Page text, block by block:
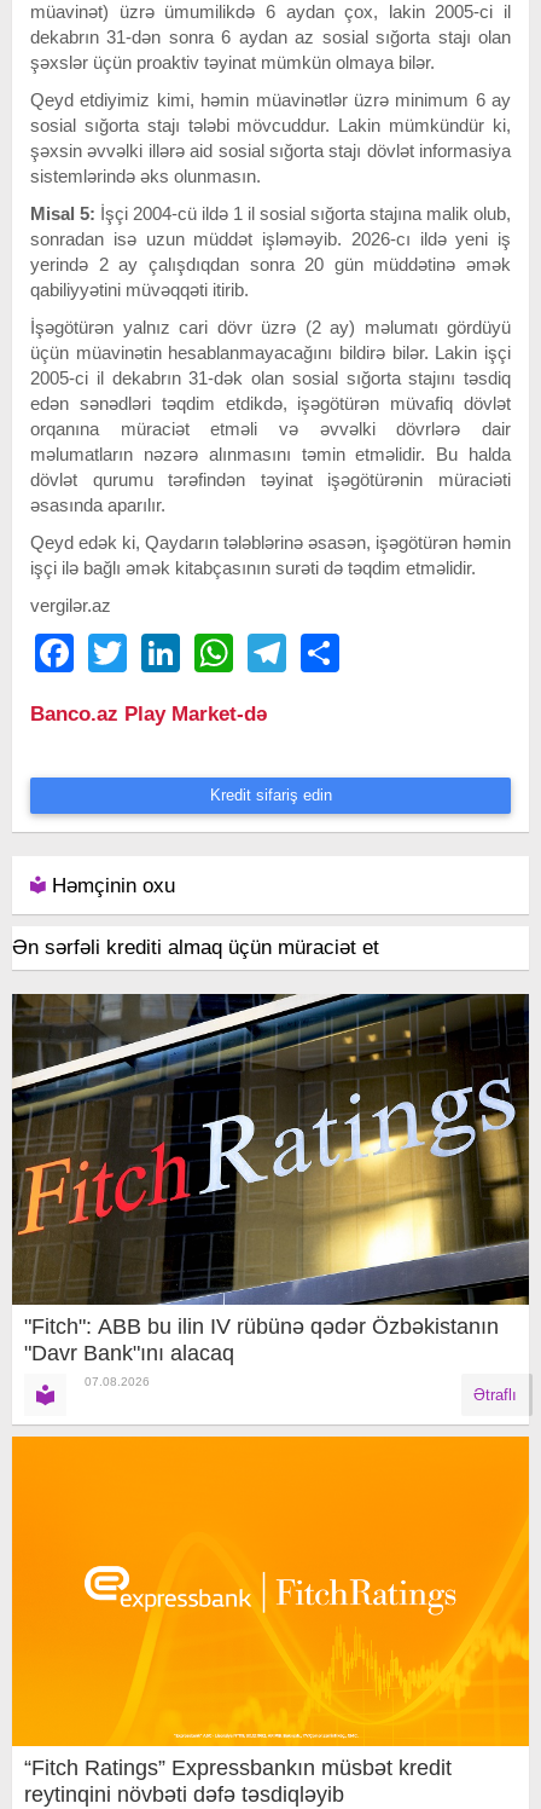
müavinət) üzrə ümumilikdə 6 aydan çox, lakin 2005-ci il
dekabrın 31-dən sonra 6 aydan az sosial sığorta stajı olan
şəxslər üçün proaktiv təyinat mümkün olmaya bilər.
Qeyd etdiyimiz kimi, həmin müavinətlər üzrə minimum 6 ay
sosial sığorta stajı tələbi mövcuddur. Lakin mümkündür ki,
şəxsin əvvəlki illərə aid sosial sığorta stajı dövlət informasiya
sistemlərində əks olunmasın.
Misal 5: İşçi 2004-cü ildə 1 il sosial sığorta stajına malik olub,
sonradan isə uzun müddət işləməyib. 2026-cı ildə yeni iş
yerində 2 ay çalışdıqdan sonra 20 gün müddətinə əmək
qabiliyyətini müvəqqəti itirib.
İşəgötürən yalnız cari dövr üzrə (2 ay) məlumatı gördüyü
üçün müavinətin hesablanmayacağını bildirə bilər. Lakin işçi
2005-ci il dekabrın 31-dək olan sosial sığorta stajını təsdiq
edən sənədləri təqdim etdikdə, işəgötürən müvafiq dövlət
orqanına müraciət etməli və əvvəlki dövrlərə dair
məlumatların nəzərə alınmasını təmin etməlidir. Bu halda
dövlət qurumu tərəfindən təyinat işəgötürənin müraciəti
əsasında aparılır.
Qeyd edək ki, Qaydarın tələblərinə əsasən, işəgötürən həmin
işçi ilə bağlı əmək kitabçasının surəti də təqdim etməlidir.
vergilər.az
FacebookTwitter LinkedIn WhatsAppTelegram
Banco.az Play Market-də
Kredit sifariş edin
Həmçinin oxu
Ən sərfəli krediti almaq üçün müraciət et
"Fitch": ABB bu ilin IV rübünə qədər Özbəkistanın
"Davr Bank"ını alacaq
07.08.2026
Ətraflı
“Fitch Ratings” Expressbankın müsbət kredit
reytinqini növbəti dəfə təsdiqləyib